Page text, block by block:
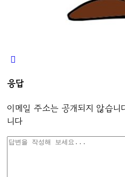
응답
이메일 주소는 공개되지 않습니
니다